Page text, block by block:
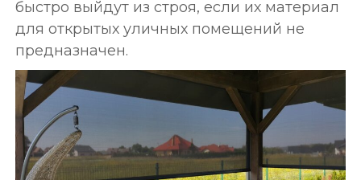
быстро выйдут из строя, если их материал
для открытых уличных помещений не
предназначен.